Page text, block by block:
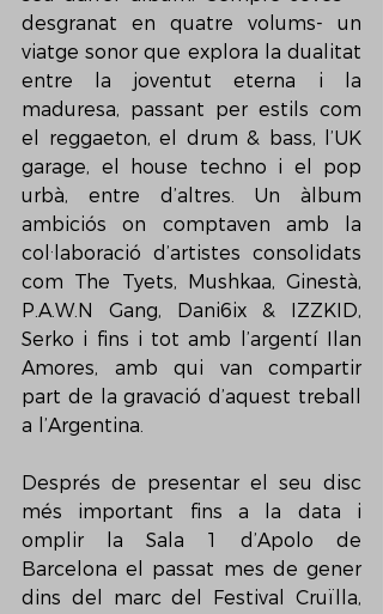
desgranat en quatre volums- un
viatge sonor que explora la dualitat
entre la joventut eterna i la
maduresa, passant per estils com
el reggaeton, el drum & bass, l’UK
garage, el house techno i el pop
urbà, entre d’altres. Un àlbum
ambiciós on comptaven amb la
col·laboració d’artistes consolidats
com The Tyets, Mushkaa, Ginestà,
P.A.W.N Gang, Dani6ix & IZZKID,
Serko i fins i tot amb l’argentí Ilan
Amores, amb qui van compartir
part de la gravació d’aquest treball
a l’Argentina.
Després de presentar el seu disc
més important fins a la data i
omplir la Sala 1 d’Apolo de
Barcelona el passat mes de gener
dins del marc del Festival Cruïlla,